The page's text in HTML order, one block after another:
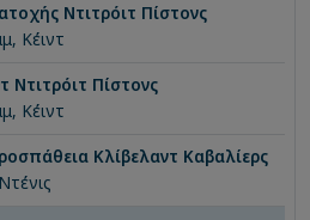
Ντιτρόιτ Πίστονς
Κέιντ
Ντιτρόιτ Πίστονς
Κέιντ
Κλίβελαντ Καβαλίερς